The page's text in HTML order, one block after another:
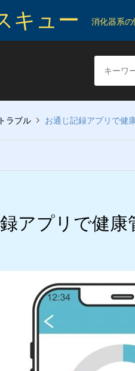
キュー 消化器系
ラブル お通じ記録アプリで健
アプリで健